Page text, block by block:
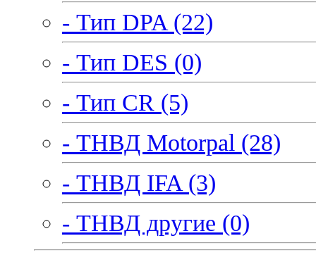
- Тип DPA (22)
- Тип DES (0)
- Тип CR (5)
- ТНВД Motorpal (28)
- ТНВД IFA (3)
- ТНВД другие (0)